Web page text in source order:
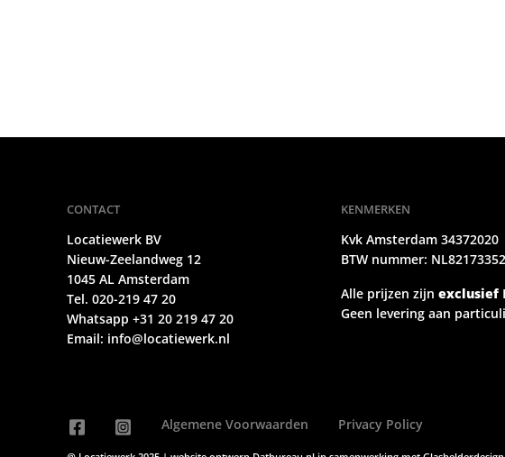
CONTACT
Locatiewerk BV
Nieuw-Zeelandweg 12
1045 AL Amsterdam
Tel. 020-219 47 20
Whatsapp +31 20 219 47 20
Email: info@locatiewerk.nl
KENMERKEN
Kvk Amsterdam 34372020
BTW nummer:
Alle prijzen zijn exclusief
Geen levering aan
Algemene Voorwaarden Privacy Policy